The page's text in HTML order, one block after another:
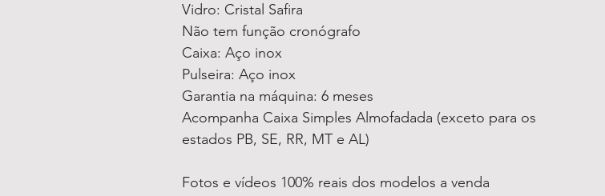
Vidro: Cristal Safira
Não tem função cronógrafo
Caixa: Aço inox
Pulseira: Aço inox
Garantia na máquina: 6 meses
Acompanha Caixa Simples Almofadada (exceto para os
estados PB, SE, RR, MT e AL)
Fotos e vídeos 100% reais dos modelos a venda